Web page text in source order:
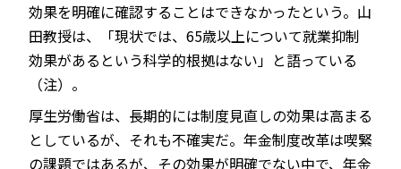
効果を明確に確認することはできなかったという。山
田教授は、「現状では、65歳以上について就業抑制
効果があるという科学的根拠はない」と語っている
（注）。
厚生労働省は、長期的には制度見直しの効果は高まる
としているが、それも不確実だ。年金制度改革は喫緊
の課題ではあるが、その効果が明確でない中で、年金